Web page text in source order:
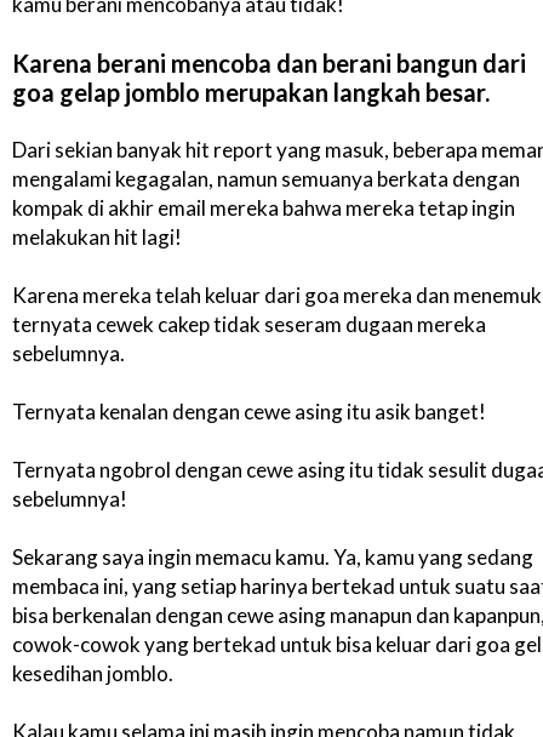
Karena berani mencoba dan berani bangun dari
goa gelap jomblo merupakan langkah besar.
Dari sekian banyak hit report yang masuk, beberapa
mengalami kegagalan, namun semuanya berkata dengan
kompak di akhir email mereka bahwa mereka tetap ingin
melakukan hit lagi!
Karena mereka telah keluar dari goa mereka dan
ternyata cewek cakep tidak seseram dugaan mereka
sebelumnya.
Ternyata kenalan dengan cewe asing itu asik banget!
Ternyata ngobrol dengan cewe asing itu tidak sesulit
sebelumnya!
Sekarang saya ingin memacu kamu. Ya, kamu yang sedang
membaca ini, yang setiap harinya bertekad untuk suatu
bisa berkenalan dengan cewe asing manapun dan
cowok-cowok yang bertekad untuk bisa keluar dari goa
kesedihan jomblo.